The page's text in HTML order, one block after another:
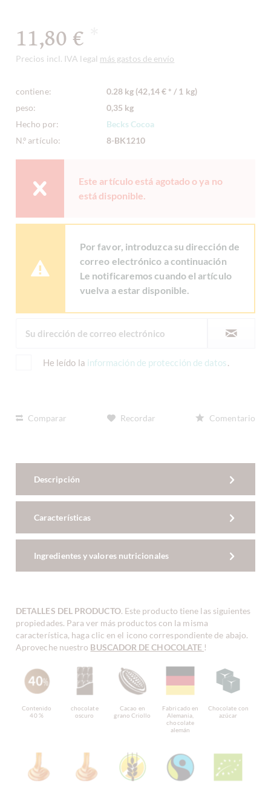
11,80 €
Precios incl. IVA legal más gastos de envío
contiene:
0.28 kg (42,14 € * / 1 kg)
peso:
0,35 kg
Hecho por:
Becks Cocoa
N.º artículo:
8-BK1210
Este artículo está agotado o ya no
está disponible.
Por favor, introduzca su dirección de
correo electrónico a continuación
Le notificaremos cuando el artículo
vuelva a estar disponible.
He leído la información de protección de datos.
Comparar Recordar Comentario
Descripción
Características
Ingredientes y valores nutricionales
DETALLES DEL PRODUCTO. Este producto tiene las siguientes
propiedades. Para ver más productos con la misma
característica, haga clic en el icono correspondiente de abajo.
Aproveche nuestro BUSCADOR DE CHOCOLATE !
Contenido
40 %
chocolate
oscuro
Cacao en
grano Criollo
Fabricado en
Alemania,
chocolate
alemán
Chocolate con
azúcar